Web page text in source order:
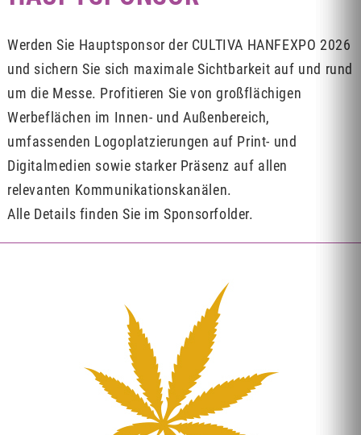
Werden Sie Hauptsponsor der CULTIVA HANFEXPO 2026
und sichern Sie sich maximale Sichtbarkeit auf und rund
um die Messe. Profitieren Sie von großflächigen
Werbeflächen im Innen- und Außenbereich,
umfassenden Logoplatzierungen auf Print- und
Digitalmedien sowie starker Präsenz auf allen
relevanten Kommunikationskanälen.
Alle Details finden Sie im Sponsorfolder.